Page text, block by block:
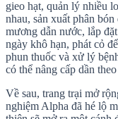
gieo hạt, quản lý nhiều
nhau, sản xuất phân
mương dẫn nước, lắp
ngày khô hạn, phát cỏ
phun thuốc và xử lý
có thể nâng cấp dần
Về sau, trang trại mở
nghiệm Alpha đã hé lộ